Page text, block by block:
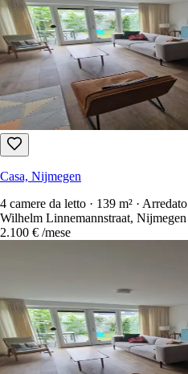
Casa, Nijmegen
4 camere da letto · 139 m² · Arredato
Wilhelm Linnemannstraat, Nijmegen
2.100 € /mese